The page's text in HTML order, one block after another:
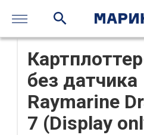
без датчика
Raymarine
7 (Display